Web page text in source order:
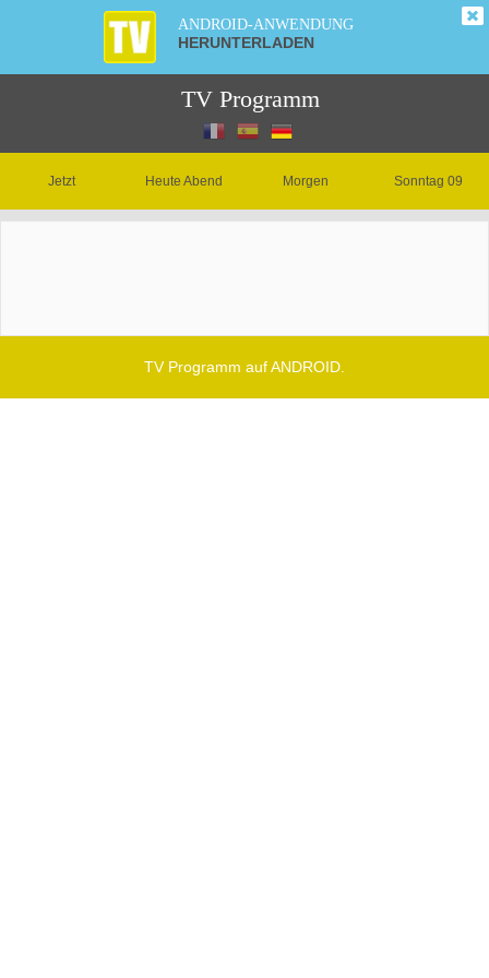
ANDROID-ANWENDUNG
HERUNTERLADEN
TV Programm
Jetzt Heute Abend Morgen Sonntag 09
TV Programm auf ANDROID.